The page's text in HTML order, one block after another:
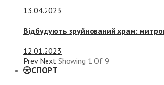
13.04.2023
Відбудують зруйнований храм:
12.01.2023
Prev Next Showing 1 Of 9
СПОРТ